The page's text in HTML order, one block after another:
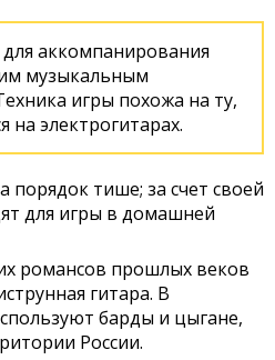
аккомпанирования
музыкальным
игры похожа на ту,
на электрогитарах.
порядок тише; за счет своей
для игры в домашней
романсов прошлых веков
гитара. В
барды и цыгане,
России.